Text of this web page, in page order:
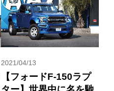
2021/04/13
【フォードF-150ラプ